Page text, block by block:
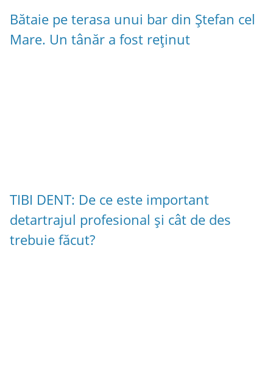
Bătaie pe terasa unui bar din Ștefan cel
Mare. Un tânăr a fost reținut
TIBI DENT: De ce este important
detartrajul profesional și cât de des
trebuie făcut?